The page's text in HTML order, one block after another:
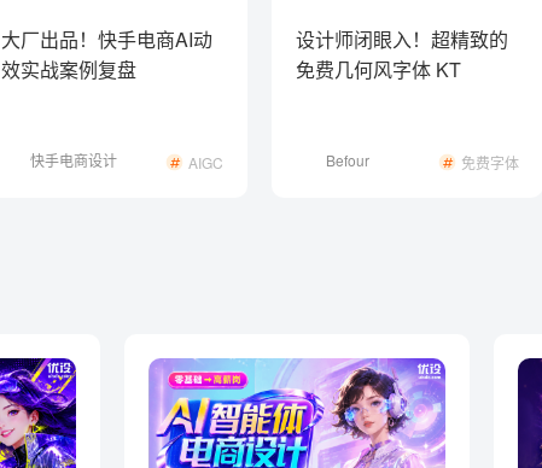
大厂出品！快手电商AI动
效实战案例复盘
快手电商设计
AIGC
设计师闭眼入！超精致的
免费几何风字体 KT
Befour 免费字体